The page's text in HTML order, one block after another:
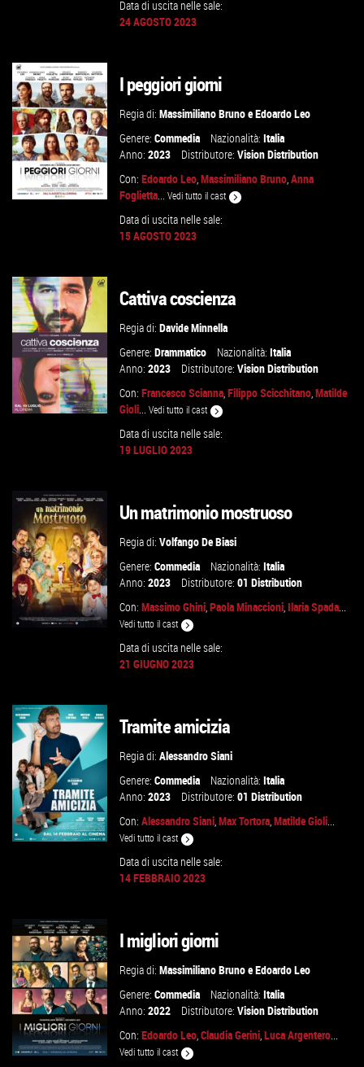
VAI ALLA SCHEDA
Data di uscita nelle sale:
24 AGOSTO 2023
VAI ALLA SCHEDA
I peggiori giorni
Regia di:Massimiliano BrunoeEdoardo Leo
Genere:Commedia Nazionalità:Italia
Anno:2023 Distributore:Vision Distribution
Con:Edoardo Leo,Massimiliano Bruno,Anna
Foglietta...Vedi tutto il cast
Data di uscita nelle sale:
15 AGOSTO 2023
VAI ALLA SCHEDA
Cattiva coscienza
Regia di:Davide Minnella
Genere:Drammatico Nazionalità:Italia
Anno:2023 Distributore:Vision Distribution
Con:Francesco Scianna,Filippo Scicchitano,Matilde
Gioli...Vedi tutto il cast
Data di uscita nelle sale:
19 LUGLIO 2023
VAI ALLA SCHEDA
Un matrimonio mostruoso
Regia di:Volfango De Biasi
Genere:Commedia Nazionalità:Italia
Anno:2023 Distributore:01 Distribution
Con:Massimo Ghini,Paola Minaccioni,Ilaria Spada...
Vedi tutto il cast
Data di uscita nelle sale:
21 GIUGNO 2023
VAI ALLA SCHEDA
Tramite amicizia
Regia di:Alessandro Siani
Genere:Commedia Nazionalità:Italia
Anno:2023 Distributore:01 Distribution
Con:Alessandro Siani,Max Tortora,Matilde Gioli...
Vedi tutto il cast
Data di uscita nelle sale:
14 FEBBRAIO 2023
I migliori giorni
Regia di:Massimiliano BrunoeEdoardo Leo
Genere:Commedia Nazionalità:Italia
Anno:2022 Distributore:Vision Distribution
Con:Edoardo Leo,Claudia Gerini,Luca Argentero...
Vedi tutto il cast